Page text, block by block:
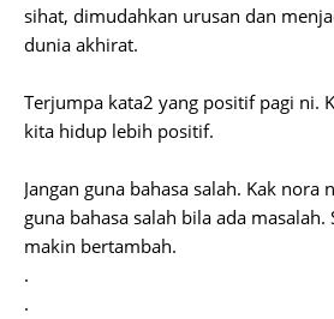
sihat, dimudahkan urusan dan
dunia akhirat.
Terjumpa kata2 yang positif pagi ni.
kita hidup lebih positif.
Jangan guna bahasa salah. Kak nora
guna bahasa salah bila ada masalah.
makin bertambah.
.
.